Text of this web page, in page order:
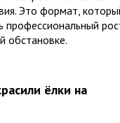
Это формат,
профессиональный
обстановке.
ёлки на